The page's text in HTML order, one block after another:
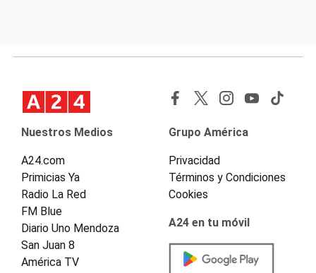
Nuestros Medios
A24.com
Primicias Ya
Radio La Red
FM Blue
Diario Uno Mendoza
San Juan 8
América TV
Grupo América
Privacidad
Términos y Condiciones
Cookies
A24 en tu móvil